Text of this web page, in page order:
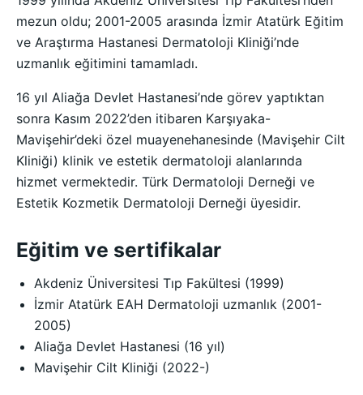
mezun oldu; 2001-2005 arasında İzmir Atatürk Eğitim
ve Araştırma Hastanesi Dermatoloji Kliniği’nde
uzmanlık eğitimini tamamladı.
16 yıl Aliağa Devlet Hastanesi’nde görev yaptıktan
sonra Kasım 2022’den itibaren Karşıyaka-
Mavişehir’deki özel muayenehanesinde (Mavişehir Cilt
Kliniği) klinik ve estetik dermatoloji alanlarında
hizmet vermektedir. Türk Dermatoloji Derneği ve
Estetik Kozmetik Dermatoloji Derneği üyesidir.
Eğitim ve sertifikalar
Akdeniz Üniversitesi Tıp Fakültesi (1999)
İzmir Atatürk EAH Dermatoloji uzmanlık (2001-
2005)
Aliağa Devlet Hastanesi (16 yıl)
Mavişehir Cilt Kliniği (2022-)